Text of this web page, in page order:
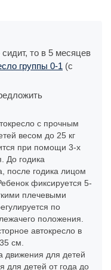
то в 5 месяцев
группы 0-1 (с
с прочным
весом до 25 кг
при помощи 3-х
До годика
после годика лицом
фиксируется 5-
плечевыми
по
положения.
автокресло в
см.
движения для детей
для детей от года до